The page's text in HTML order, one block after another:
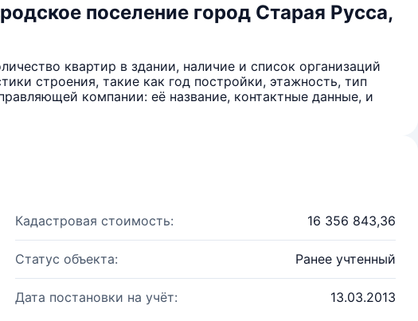
поселение город Старая Русса,
квартир в здании, наличие и список организаций
строения, такие как год постройки, этажность, тип
компании: её название, контактные данные, и
Кадастровая стоимость: 16 356 843,36
Статус объекта: Ранее учтенный
Дата постановки на учёт: 13.03.2013